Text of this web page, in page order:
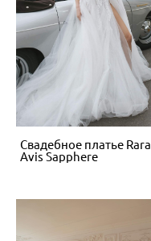
Свадебное платье Rara
Avis Sapphere